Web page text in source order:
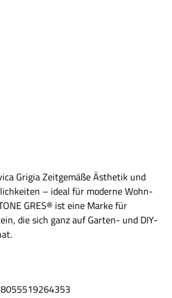
Grigia Zeitgemäße Ästhetik und
– ideal für moderne Wohn-
GRES® ist eine Marke für
die sich ganz auf Garten- und DIY-
8055519264353